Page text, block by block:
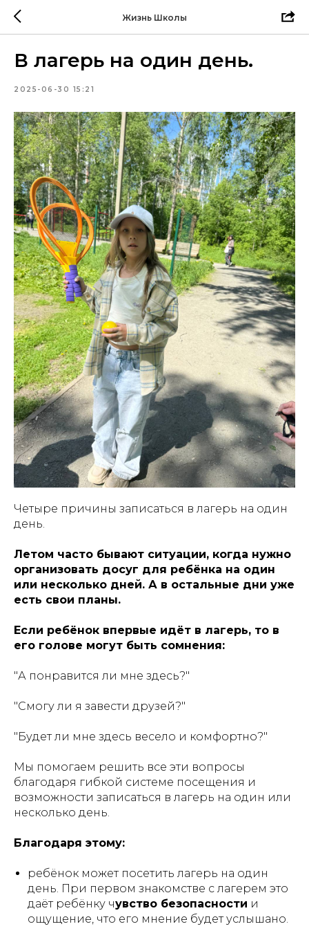
Жизнь Школы
В лагерь на один день.
2025-06-30 15:21
Четыре причины записаться в лагерь на один
день.
Летом часто бывают ситуации, когда нужно
организовать досуг для ребёнка на один
или несколько дней. А в остальные дни уже
есть свои планы.
Если ребёнок впервые идёт в лагерь, то в
его голове могут быть сомнения:
"А понравится ли мне здесь?"
"Смогу ли я завести друзей?"
"Будет ли мне здесь весело и комфортно?"
Мы помогаем решить все эти вопросы
благодаря гибкой системе посещения и
возможности записаться в лагерь на один или
несколько день.
Благодаря этому:
ребёнок может посетить лагерь на один
день. При первом знакомстве с лагерем это
даёт ребёнку чувство безопасности и
ощущение, что его мнение будет услышано.